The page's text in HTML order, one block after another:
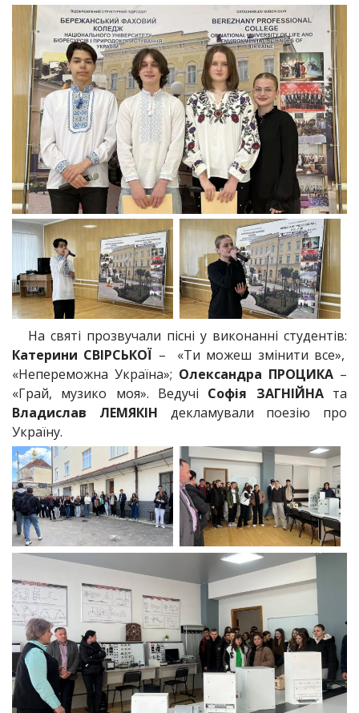
На святі прозвучали пісні у виконанні студентів:
Катерини СВІРСЬКОЇ – «Ти можеш змінити все»,
«Непереможна Україна»; Олександра ПРОЦИКА –
«Грай, музико моя». Ведучі Софія ЗАГНІЙНАта
Владислав ЛЕМЯКІН декламували поезію про
Україну.